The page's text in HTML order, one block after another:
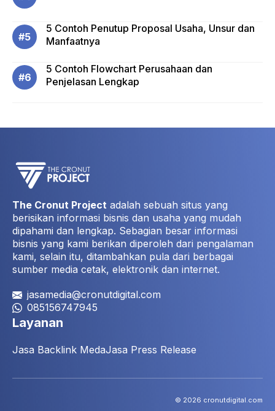
5 Contoh Penutup Proposal Usaha, Unsur dan
Manfaatnya
5 Contoh Flowchart Perusahaan dan
Penjelasan Lengkap
The Cronut Project adalah sebuah situs yang
berisikan informasi bisnis dan usaha yang mudah
dipahami dan lengkap. Sebagian besar informasi
bisnis yang kami berikan diperoleh dari pengalaman
kami, selain itu, ditambahkan pula dari berbagai
sumber media cetak, elektronik dan internet.
jasamedia@cronutdigital.com
085156747945
Layanan
Jasa Backlink MedaJasa Press Release
© 2026 cronutdigital.com